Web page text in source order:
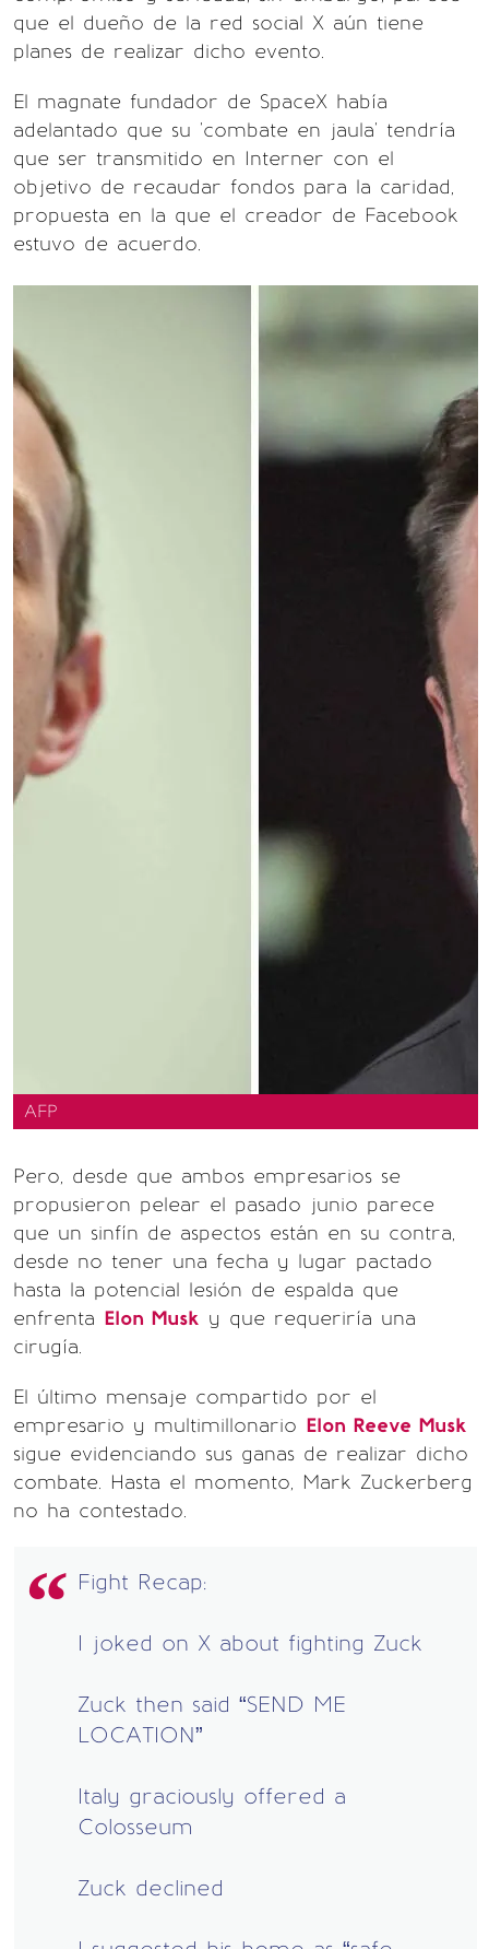
que el dueño de la red social X aún tiene
planes de realizar dicho evento.
El magnate fundador de SpaceX había
adelantado que su 'combate en jaula' tendría
que ser transmitido en Interner con el
objetivo de recaudar fondos para la caridad,
propuesta en la que el creador de Facebook
estuvo de acuerdo.
AFP
Pero, desde que ambos empresarios se
propusieron pelear el pasado junio parece
que un sinfín de aspectos están en su contra,
desde no tener una fecha y lugar pactado
hasta la potencial lesión de espalda que
enfrenta Elon Musk y que requeriría una
cirugía.
El último mensaje compartido por el
empresario y multimillonario Elon Reeve Musk
sigue evidenciando sus ganas de realizar dicho
combate. Hasta el momento, Mark Zuckerberg
no ha contestado.
Fight Recap:
I joked on X about fighting Zuck
Zuck then said “SEND ME
LOCATION”
Italy graciously offered a
Colosseum
Zuck declined